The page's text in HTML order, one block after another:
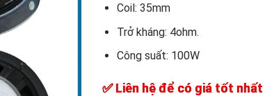
Coil: 35mm
Trở kháng: 4ohm.
Công suất: 100W
✅ Liên hệ để có giá tốt nhất